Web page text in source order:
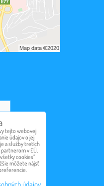
tejto webovej
údajov o jej
a služby tretích
v EÚ,
cookies“
môžete nájsť